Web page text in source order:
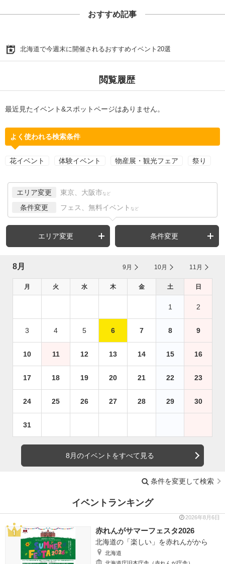
おすすめ記事
北海道で今週末に開催されるおすすめイベント20選
閲覧履歴
最近見たイベント&スポットページはありません。
よく使われる検索条件
花イベント 体験イベント 物産展・観光フェア 祭り
エリア変更 東京、大阪市 など
条件変更 フェス、無料イベント など
エリア変更 条件変更
8月 9月 10月 11月
月 火 水 木 金 土 日
1 2
3 4 5 6 7 8 9
10 11 12 13 14 15 16
17 18 19 20 21 22 23
24 25 26 27 28 29 30
31
8月のイベントをすべて見る
条件を変更して検索
イベントランキング
2026年8月6日
赤れんがサマーフェスタ2026
北海道の「楽しい」を赤れんがから
北海道